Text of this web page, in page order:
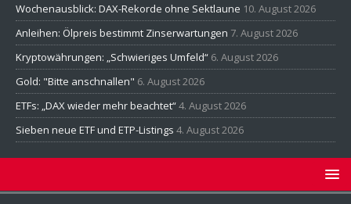
Wochenausblick: DAX-Rekorde ohne Sektlaune 10. August 2026
Anleihen: Ölpreis bestimmt Zinserwartungen 7. August 2026
Kryptowährungen: „Schwieriges Umfeld“ 6. August 2026
Gold: "Bitte anschnallen" 6. August 2026
ETFs: „DAX wieder mehr beachtet“4. August 2026
Sieben neue ETF und ETP-Listings 4. August 2026